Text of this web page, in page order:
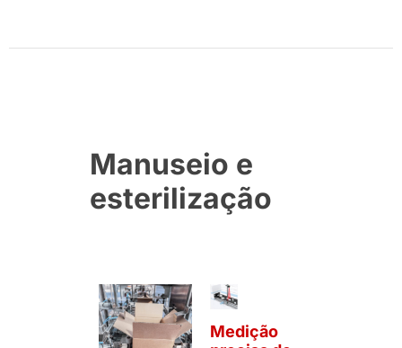
Manuseio e
esterilização
Medição